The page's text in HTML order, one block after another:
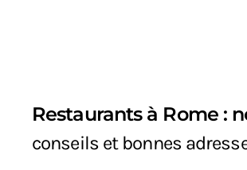
Restaurants à Rome :
conseils et bonnes